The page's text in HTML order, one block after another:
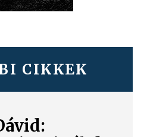
CIKKEK